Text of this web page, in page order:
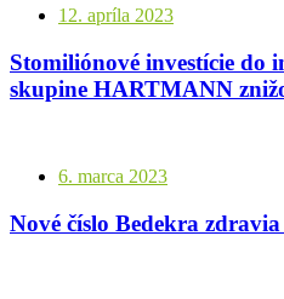
12. apríla 2023
Stomiliónové investície
skupine HARTMANN
6. marca 2023
Nové číslo Bedekra